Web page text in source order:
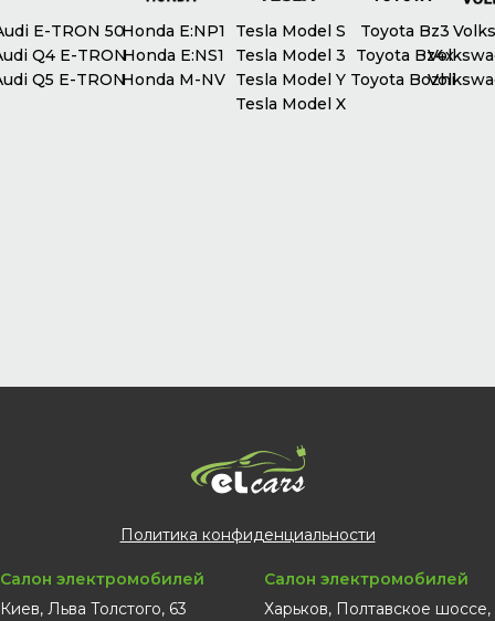
E-TRON 50
Q4 E-TRON
Q5 E-TRON
Honda E:NP1
Honda E:NS1
Honda M-NV
Tesla Model S
Tesla Model 3
Tesla Model Y
Tesla Model X
Toyota Bz3
Toyota Bz4x
Toyota Bozhi
Политика конфиденциальности
Салон электромобилей
Киев, Льва Толстого, 63
Салон электромобилей
Харьков, Полтавское шоссе,